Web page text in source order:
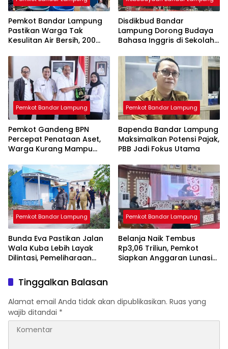
Pemkot Bandar Lampung
Pastikan Warga Tak
Kesulitan Air Bersih, 200
Disdikbud Bandar
Lampung Dorong Budaya
Bahasa Inggris di Sekolah
Berprestasi
Pemkot Bandar Lampung
Pemkot Gandeng BPN
Percepat Penataan Aset,
Warga Kurang Mampu
Tanah
Pemkot Bandar Lampung
Bapenda Bandar Lampung
Maksimalkan Potensi Pajak,
PBB Jadi Fokus Utama
Pemkot Bandar Lampung
Bunda Eva Pastikan Jalan
Wala Kuba Lebih Layak
Dilintasi, Pemeliharaan
Pemkot Bandar Lampung
Belanja Naik Tembus
Rp3,06 Triliun, Pemkot
Siapkan Anggaran Lunasi
Tinggalkan Balasan
Alamat email Anda tidak akan dipublikasikan. Ruas yang
wajib ditandai *